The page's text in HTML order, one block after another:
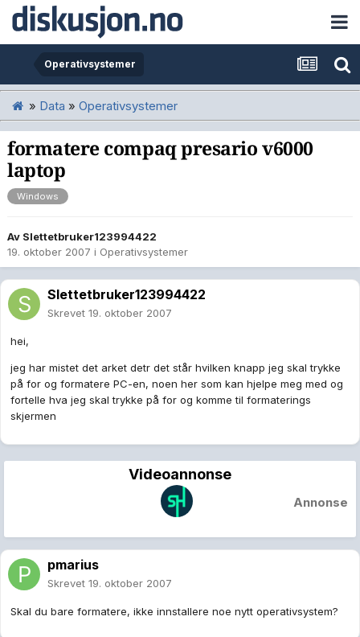
Operativsystemer
» Data » Operativsystemer
formatere compaq presario v6000
laptop
Windows
Av Slettetbruker123994422
19. oktober 2007 i Operativsystemer
Slettetbruker123994422
Skrevet 19. oktober 2007
hei,
jeg har mistet det arket detr det står hvilken knapp jeg skal trykke
på for og formatere PC-en, noen her som kan hjelpe meg med og
fortelle hva jeg skal trykke på for og komme til formaterings
skjermen
Videoannonse
Annonse
pmarius
Skrevet 19. oktober 2007
Skal du bare formatere, ikke innstallere noe nytt operativsystem?